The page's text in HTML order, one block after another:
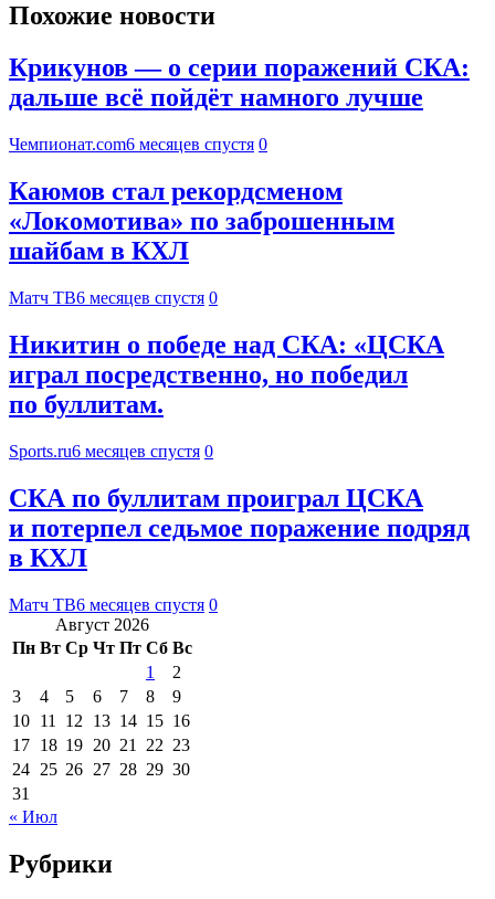
Похожие новости
Крикунов — о серии поражений СКА:
дальше всё пойдёт намного лучше
Чемпионат.com6 месяцев спустя 0
Каюмов стал рекордсменом
«Локомотива» по заброшенным
шайбам в КХЛ
Матч ТВ6 месяцев спустя 0
Никитин о победе над СКА: «ЦСКА
играл посредственно, но победил
по буллитам.
Sports.ru6 месяцев спустя 0
СКА по буллитам проиграл ЦСКА
и потерпел седьмое поражение подряд
в КХЛ
Матч ТВ6 месяцев спустя 0
Август 2026
Пн Вт Ср Чт Пт Сб Вс
1
2
3
4 5 6 7 8
9
10 11 12 13 14 15 16
17 18 19 20 21 22 23
24 25 26 27 28 29 30
31
« Июл
Рубрики